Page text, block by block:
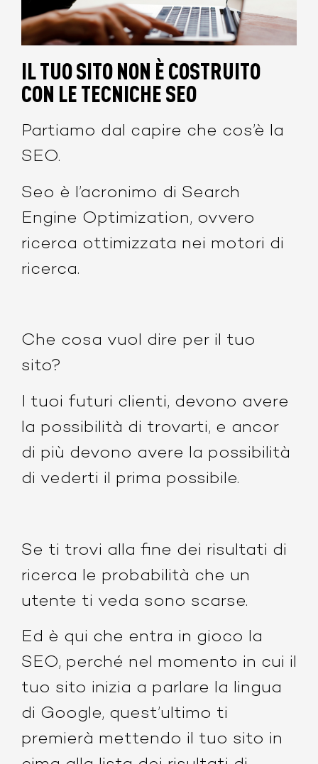
IL TUO SITO NON È COSTRUITO
CON LE TECNICHE SEO
Partiamo dal capire che cos’è la
SEO.
Seo è l’acronimo di Search
Engine Optimization, ovvero
ricerca ottimizzata nei motori di
ricerca.
Che cosa vuol dire per il tuo
sito?
I tuoi futuri clienti, devono avere
la possibilità di trovarti, e ancor
di più devono avere la possibilità
di vederti il prima possibile.
Se ti trovi alla fine dei risultati di
ricerca le probabilità che un
utente ti veda sono scarse.
Ed è qui che entra in gioco la
SEO, perché nel momento in cui il
tuo sito inizia a parlare la lingua
di Google, quest’ultimo ti
premierà mettendo il tuo sito in